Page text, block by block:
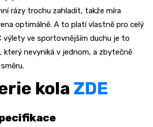
rázy trochu zahladit, takže míra
optimálně. A to platí vlastně pro celý
výlety ve sportovnějším duchu je to
který nevyniká v jednom, a zbytečně
kola ZDE